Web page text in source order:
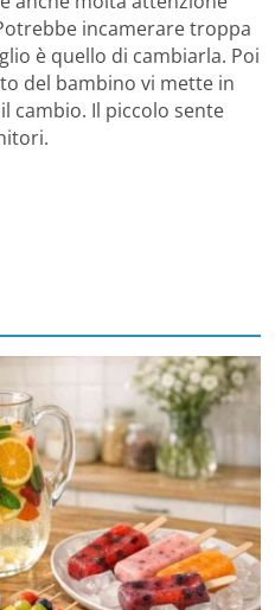
incamerare troppa
è quello di cambiarla. Poi
del bambino vi mette in
cambio. Il piccolo sente